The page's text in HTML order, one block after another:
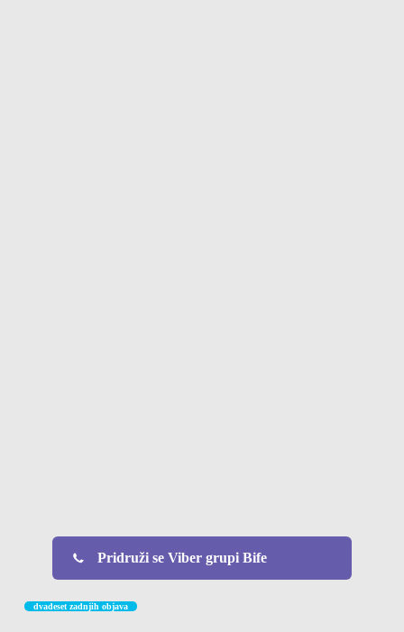
Pridruži se Viber grupi Bife
dvadeset zadnjih objava